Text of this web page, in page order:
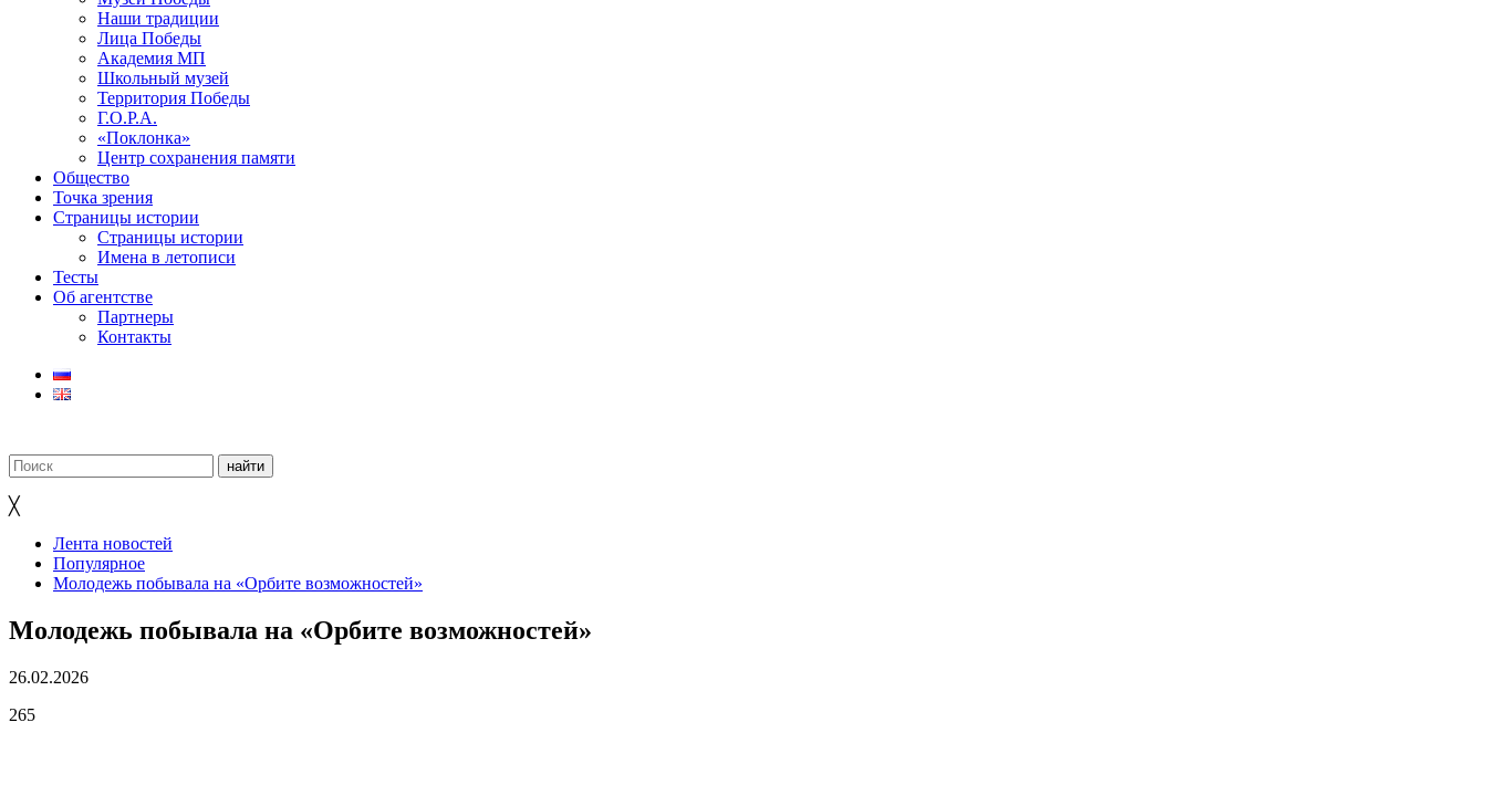
Наши традиции
Лица Победы
Академия МП
Школьный музей
Территория Победы
Г.О.Р.А.
«Поклонка»
Центр сохранения памяти
Общество
Точка зрения
Страницы истории
Страницы истории
Имена в летописи
Тесты
Об агентстве
Партнеры
Контакты
╳
Лента новостей
Популярное
Молодежь побывала на «Орбите возможностей»
Молодежь побывала на «Орбите возможностей»
26.02.2026
265